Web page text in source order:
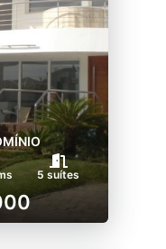
d´água
5 suítes